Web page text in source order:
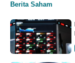
Berita Saham